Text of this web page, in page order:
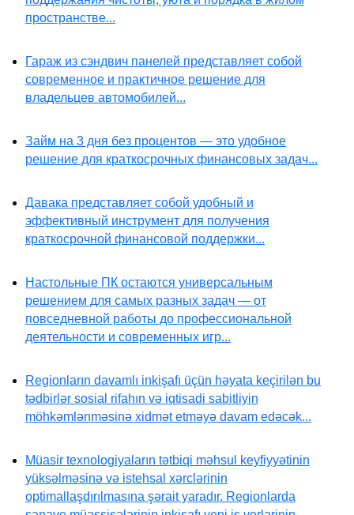
пространстве...
Гараж из сэндвич панелей представляет собой
современное и практичное решение для
владельцев автомобилей...
Займ на 3 дня без процентов — это удобное
решение для краткосрочных финансовых задач...
Давака представляет собой удобный и
эффективный инструмент для получения
краткосрочной финансовой поддержки...
Настольные ПК остаются универсальным
решением для самых разных задач — от
повседневной работы до профессиональной
деятельности и современных игр...
Regionların davamlı inkişafı üçün həyata keçirilən bu
tədbirlər sosial rifahın və iqtisadi sabitliyin
möhkəmlənməsinə xidmət etməyə davam edəcək...
Müasir texnologiyaların tətbiqi məhsul keyfiyyətinin
yüksəlməsinə və istehsal xərclərinin
optimallaşdırılmasına şərait yaradır. Regionlarda